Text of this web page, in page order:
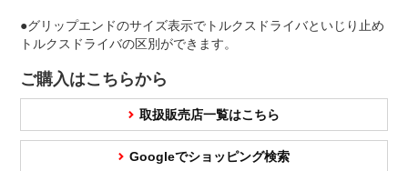
●グリップエンドのサイズ表示でトルクスドライバといじり止め
トルクスドライバの区別ができます。
ご購入はこちらから
取扱販売店一覧はこちら
Googleでショッピング検索